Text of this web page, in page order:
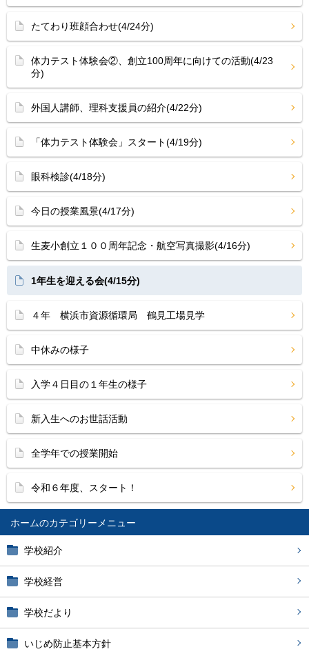
ホーム
学校紹介
学校経営
学校だより
いじめ防止基本方針
たてわり班顔合わせ(4/24分)
体力テスト体験会②、創立100周年に向けての活動(4/23
分)
外国人講師、理科支援員の紹介(4/22分)
「体力テスト体験会」スタート(4/19分)
眼科検診(4/18分)
今日の授業風景(4/17分)
生麦小創立１００周年記念・航空写真撮影(4/16分)
1年生を迎える会(4/15分)
４年 横浜市資源循環局 鶴見工場見学
中休みの様子
入学４日目の１年生の様子
新入生へのお世話活動
全学年での授業開始
令和６年度、スタート！